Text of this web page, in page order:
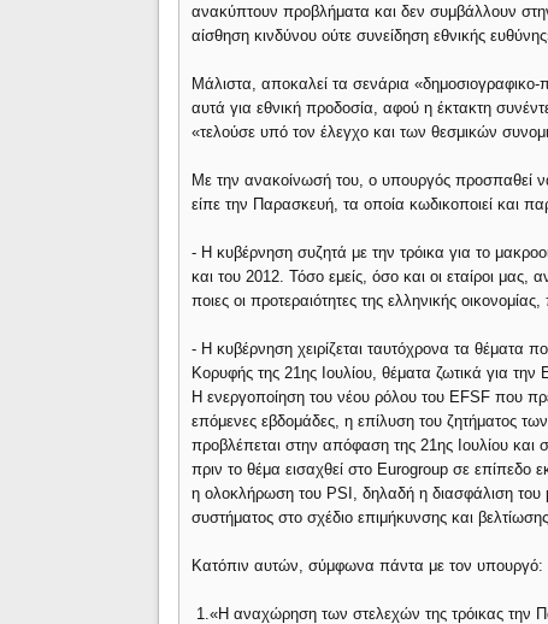
ανακύπτουν προβλήματα και δεν συμβάλλουν
αίσθηση κινδύνου ούτε συνείδηση εθνικής
Μάλιστα, αποκαλεί τα σενάρια «δημοσιογραφικο-
αυτά για εθνική προδοσία, αφού η έκτακτη
«τελούσε υπό τον έλεγχο και των θεσμικών
Με την ανακοίνωσή του, ο υπουργός προσπαθεί
είπε την Παρασκευή, τα οποία κωδικοποιεί και
- Η κυβέρνηση συζητά με την τρόικα για το
και του 2012. Τόσο εμείς, όσο και οι εταίροι μας,
ποιες οι προτεραιότητες της ελληνικής
- Η κυβέρνηση χειρίζεται ταυτόχρονα τα θέματα
Κορυφής της 21ης Ιουλίου, θέματα ζωτικά για
Η ενεργοποίηση του νέου ρόλου του EFSF που
επόμενες εβδομάδες, η επίλυση του ζητήματος
προβλέπεται στην απόφαση της 21ης Ιουλίου
πριν το θέμα εισαχθεί στο Eurogroup σε
η ολοκλήρωση του PSI, δηλαδή η διασφάλιση του
συστήματος στο σχέδιο επιμήκυνσης και
Κατόπιν αυτών, σύμφωνα πάντα με τον υπουργό:
1.«Η αναχώρηση των στελεχών της τρόικας την